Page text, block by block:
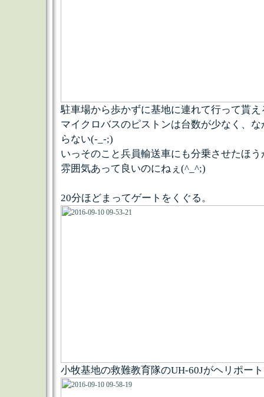
駐車場から歩かずに基地に連れて行って貰
マイクロバスのピストンは台数が少なく、
らない(-_-;)
いっそのこと兵員輸送車にも分乗させたほ
雰囲気あって良いのにねぇ(^_^;)
20分ほどまってゲートをくぐる。
小牧基地の救難教育隊のUH-60Jがヘリポー